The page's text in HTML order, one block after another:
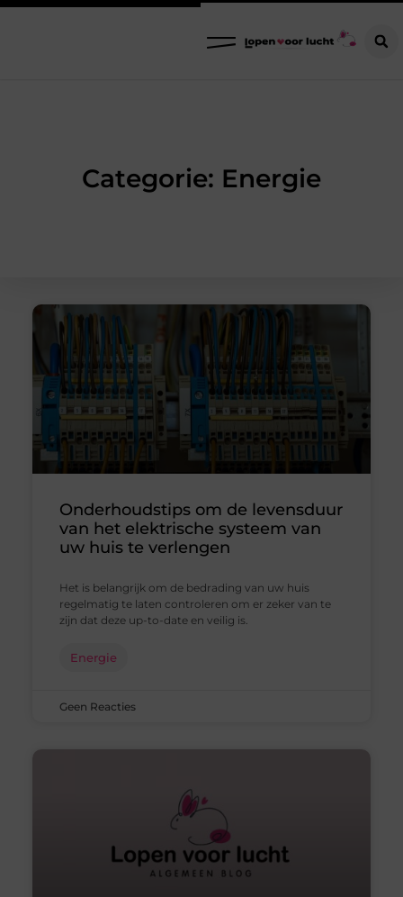
Categorie: Energie
Onderhoudstips om de levensduur
van het elektrische systeem van
uw huis te verlengen
Het is belangrijk om de bedrading van uw huis
regelmatig te laten controleren om er zeker van te
zijn dat deze up-to-date en veilig is.
Energie
Geen Reacties